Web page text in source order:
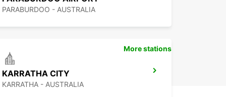
PARABURDOO - AUSTRALIA
KARRATHA CITY
KARRATHA - AUSTRALIA
More stations